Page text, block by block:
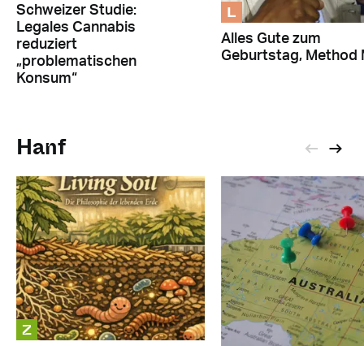
Schweizer Studie:
Legales Cannabis
reduziert
„problematischen
Konsum“
L
Alles Gute zum
Geburtstag, Method
Hanf
Z